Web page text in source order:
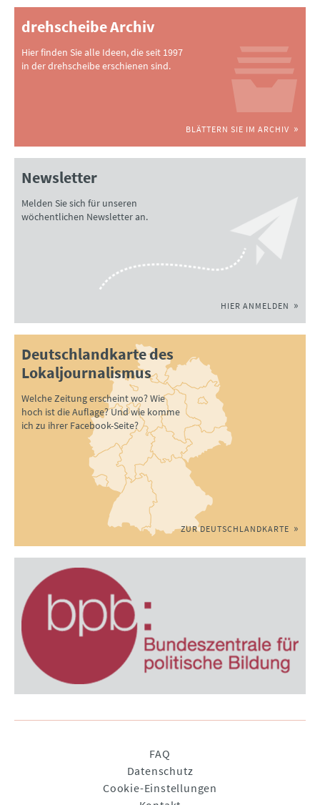
drehscheibe Archiv
Hier finden Sie alle Ideen, die seit 1997
in der drehscheibe erschienen sind.
BLÄTTERN SIE IM ARCHIV
Newsletter
Melden Sie sich für unseren
wöchentlichen Newsletter an.
HIER ANMELDEN
Deutschlandkarte des
Lokaljournalismus
Welche Zeitung erscheint wo? Wie
hoch ist die Auflage? Und wie komme
ich zu ihrer Facebook-Seite?
ZUR DEUTSCHLANDKARTE
FAQ
Datenschutz
Cookie-Einstellungen